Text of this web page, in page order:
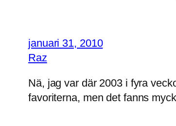
januari 31, 2010
Raz
Nä, jag var där 2003 i fyra
favoriterna, men det fanns